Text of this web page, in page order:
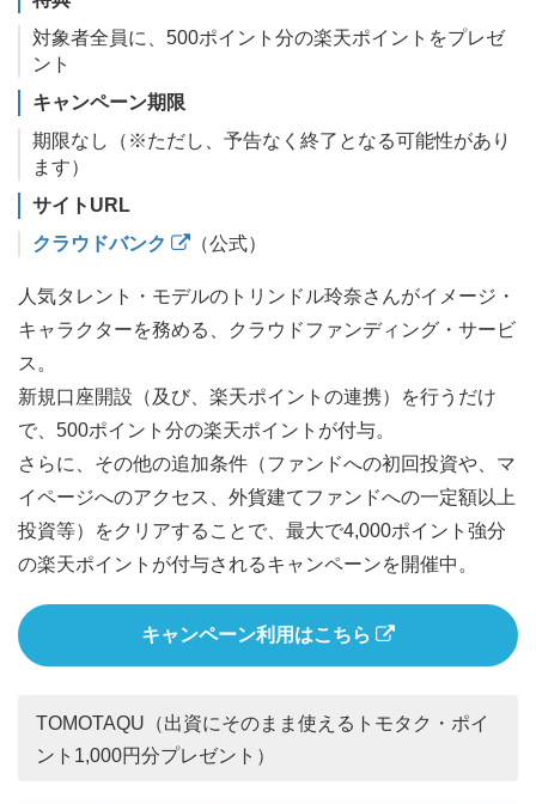
対象者全員に、500ポイント分の楽天ポイントをプレゼ
ント
キャンペーン期限
期限なし（※ただし、予告なく終了となる可能性があり
ます）
サイトURL
クラウドバンク
（公式）
人気タレント・モデルのトリンドル玲奈さんがイメージ・
キャラクターを務める、クラウドファンディング・サービ
ス。
新規口座開設（及び、楽天ポイントの連携）を行うだけ
で、500ポイント分の楽天ポイントが付与。
さらに、その他の追加条件（ファンドへの初回投資や、マ
イページへのアクセス、外貨建てファンドへの一定額以上
投資等）をクリアすることで、最大で4,000ポイント強分
の楽天ポイントが付与されるキャンペーンを開催中。
キャンペーン利用はこちら
TOMOTAQU（出資にそのまま使えるトモタク・ポイ
ント1,000円分プレゼント）